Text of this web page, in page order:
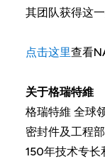
其团队获得这
点击这里查看
关于格瑞特維
格瑞特維 全球
密封件及工程
150年技术专长